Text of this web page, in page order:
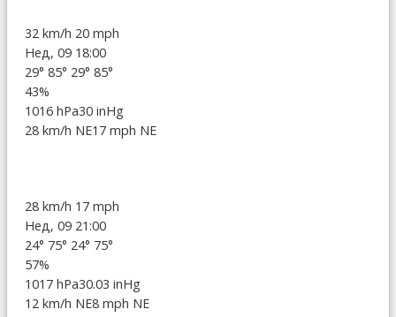
32 km/h 20 mph
Нед, 09 18:00
29° 85° 29° 85°
43%
1016 hPa30 inHg
28 km/h NE17 mph NE
28 km/h 17 mph
Нед, 09 21:00
24° 75° 24° 75°
57%
1017 hPa30.03 inHg
12 km/h NE8 mph NE